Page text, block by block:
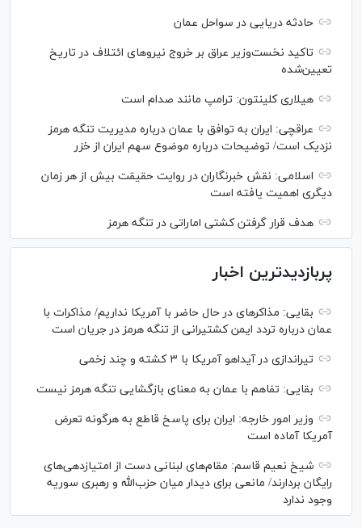
حادثه دریایی در سواحل عمان
تاکید نخست‌وزیر عراق بر خروج نیروهای ائتلاف در تاریخ
تعیین‌شده
هیلاری کلینتون: ترامپ مانند صدام است
عراقچی: ایران به توافق با عمان درباره مدیریت تنگه هرمز
نزدیک است/ توضیحات درباره موضوع سهم ایران از خزر
اسلامی: نقش خبرنگاران در روایت حقیقت بیش از هر زمان
دیگری اهمیت یافته است
هدف قرار گرفتن کشتی اماراتی در تنگه هرمز
پربازدیدترین اخبار
بقایی: مذاکره‎ای در حال حاضر با آمریکا نداریم/ مذاکرات با
عمان درباره تردد ایمن کشتیرانی از تنگه هرمز در جریان است
تیراندازی در آیداهو آمریکا با ۳ کشته و چند زخمی
بقایی: تفاهم با عمان به معنای بازگشایی تنگه هرمز نیست
وزیر امور خارجه: ایران برای پاسخ قاطع به هرگونه تعرض
آمریکا آماده است
شیخ نعیم قاسم: مقام‌های لبنانی دست از امتیازدهی‌های
رایگان بردارند/ مانعی برای دیدار میان حزب‌الله و رهبری سوریه
وجود ندارد